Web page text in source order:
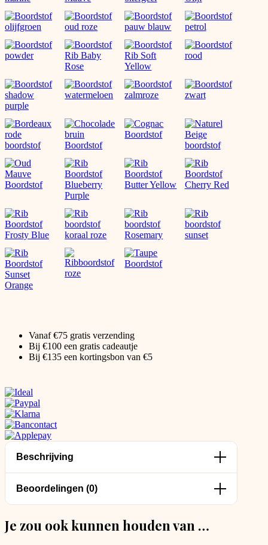
Vanaf €75 gratis verzending
Bij €100 een gratis cadeautje
Bij €135 een kortingsbon van €5
Beschrijving
Beoordelingen (0)
Je zou ook kunnen houden van …